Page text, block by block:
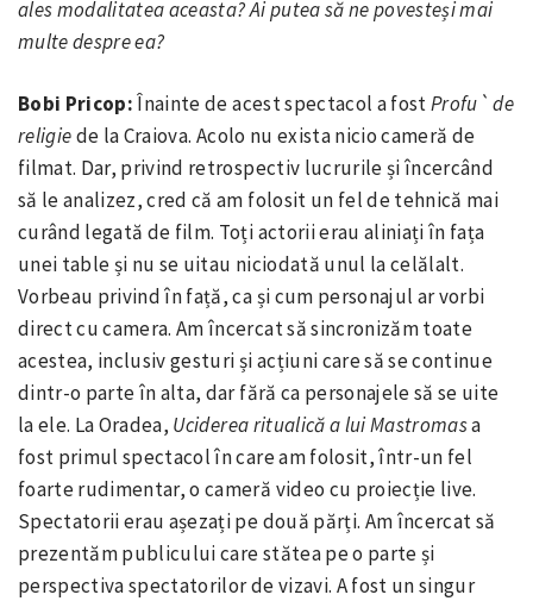
ales modalitatea aceasta? Ai putea să ne povesteși mai
multe despre ea?
Bobi Pricop:Înainte de acest spectacol a fostProfu` de
religiede la Craiova. Acolo nu exista nicio cameră de
filmat. Dar, privind retrospectiv lucrurile și încercând
să le analizez, cred că am folosit un fel de tehnică mai
curând legată de film. Toți actorii erau aliniați în fața
unei table și nu se uitau niciodată unul la celălalt.
Vorbeau privind în față, ca și cum personajul ar vorbi
direct cu camera. Am încercat să sincronizăm toate
acestea, inclusiv gesturi și acțiuni care să se continue
dintr-o parte în alta, dar fără ca personajele să se uite
la ele. La Oradea, Uciderea ritualică a lui Mastromasa
fost primul spectacol în care am folosit, într-un fel
foarte rudimentar, o cameră video cu proiecție live.
Spectatorii erau așezați pe două părți. Am încercat să
prezentăm publicului care stătea pe o parte și
perspectiva spectatorilor de vizavi. A fost un singur